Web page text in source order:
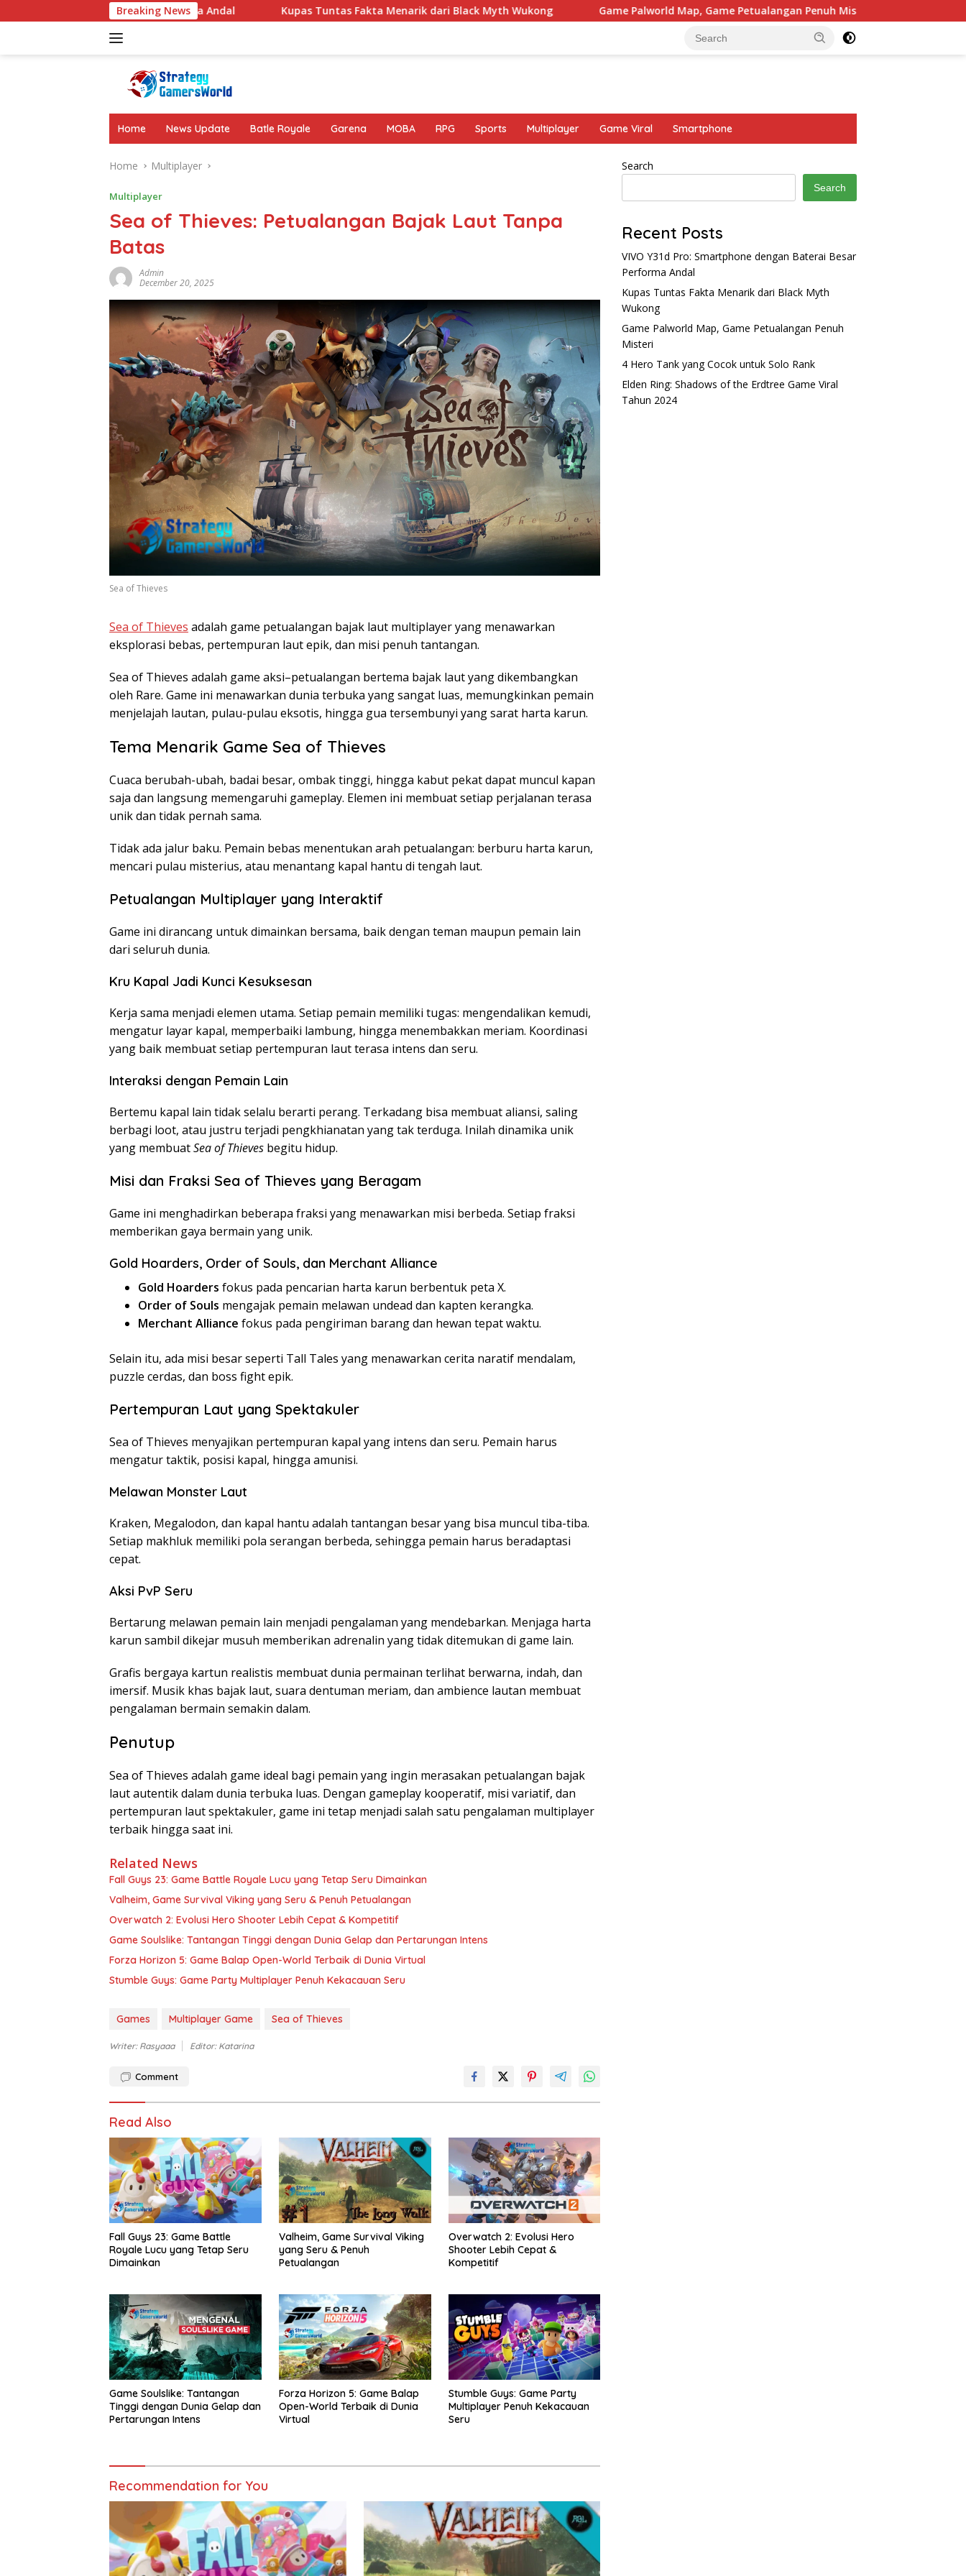
to
Breaking News
Baterai Besar Performa Andal Kupas Tuntas Fakta Menarik dari Black Myth Wukong Game Palworld Map, Game Petualangan Penuh Misteri 4 Hero Tank yang
Home News Update Batle Royale Garena MOBA RPG Sports Multiplayer Game Viral Smartphone
Home Multiplayer
Multiplayer
Sea of Thieves: Petualangan Bajak Laut Tanpa
Batas
Admin
December 20, 2025
Sea of Thieves
Sea of Thieves adalah game petualangan bajak laut multiplayer yang menawarkan
eksplorasi bebas, pertempuran laut epik, dan misi penuh tantangan.
Sea of Thieves adalah game aksi–petualangan bertema bajak laut yang dikembangkan
oleh Rare. Game ini menawarkan dunia terbuka yang sangat luas, memungkinkan pemain
menjelajah lautan, pulau-pulau eksotis, hingga gua tersembunyi yang sarat harta karun.
Tema Menarik Game Sea of Thieves
Cuaca berubah-ubah, badai besar, ombak tinggi, hingga kabut pekat dapat muncul kapan
saja dan langsung memengaruhi gameplay. Elemen ini membuat setiap perjalanan terasa
unik dan tidak pernah sama.
Tidak ada jalur baku. Pemain bebas menentukan arah petualangan: berburu harta karun,
mencari pulau misterius, atau menantang kapal hantu di tengah laut.
Petualangan Multiplayer yang Interaktif
Game ini dirancang untuk dimainkan bersama, baik dengan teman maupun pemain lain
dari seluruh dunia.
Kru Kapal Jadi Kunci Kesuksesan
Kerja sama menjadi elemen utama. Setiap pemain memiliki tugas: mengendalikan kemudi,
mengatur layar kapal, memperbaiki lambung, hingga menembakkan meriam. Koordinasi
yang baik membuat setiap pertempuran laut terasa intens dan seru.
Interaksi dengan Pemain Lain
Bertemu kapal lain tidak selalu berarti perang. Terkadang bisa membuat aliansi, saling
berbagi loot, atau justru terjadi pengkhianatan yang tak terduga. Inilah dinamika unik
yang membuatSea of Thieves begitu hidup.
Misi dan Fraksi Sea of Thieves yang Beragam
Game ini menghadirkan beberapa fraksi yang menawarkan misi berbeda. Setiap fraksi
memberikan gaya bermain yang unik.
Gold Hoarders, Order of Souls, dan Merchant Alliance
Gold Hoarders fokus pada pencarian harta karun berbentuk peta X.
Order of Souls mengajak pemain melawan undead dan kapten kerangka.
Merchant Alliance fokus pada pengiriman barang dan hewan tepat waktu.
Selain itu, ada misi besar seperti Tall Tales yang menawarkan cerita naratif mendalam,
puzzle cerdas, dan boss fight epik.
Pertempuran Laut yang Spektakuler
Sea of Thieves menyajikan pertempuran kapal yang intens dan seru. Pemain harus
mengatur taktik, posisi kapal, hingga amunisi.
Melawan Monster Laut
Kraken, Megalodon, dan kapal hantu adalah tantangan besar yang bisa muncul tiba-tiba.
Setiap makhluk memiliki pola serangan berbeda, sehingga pemain harus beradaptasi
cepat.
Aksi PvP Seru
Bertarung melawan pemain lain menjadi pengalaman yang mendebarkan. Menjaga harta
karun sambil dikejar musuh memberikan adrenalin yang tidak ditemukan di game lain.
Grafis bergaya kartun realistis membuat dunia permainan terlihat berwarna, indah, dan
imersif. Musik khas bajak laut, suara dentuman meriam, dan ambience lautan membuat
pengalaman bermain semakin dalam.
Penutup
Sea of Thieves adalah game ideal bagi pemain yang ingin merasakan petualangan bajak
laut autentik dalam dunia terbuka luas. Dengan gameplay kooperatif, misi variatif, dan
pertempuran laut spektakuler, game ini tetap menjadi salah satu pengalaman multiplayer
terbaik hingga saat ini.
Related News
Fall Guys 23: Game Battle Royale Lucu yang Tetap Seru Dimainkan
Valheim, Game Survival Viking yang Seru & Penuh Petualangan
Overwatch 2: Evolusi Hero Shooter Lebih Cepat & Kompetitif
Game Soulslike: Tantangan Tinggi dengan Dunia Gelap dan Pertarungan Intens
Forza Horizon 5: Game Balap Open-World Terbaik di Dunia Virtual
Stumble Guys: Game Party Multiplayer Penuh Kekacauan Seru
Games Multiplayer Game Sea of Thieves
Writer: Rasyaaa Editor: Katarina
Comment
Read Also
Fall Guys 23: Game Battle
Royale Lucu yang Tetap Seru
Dimainkan
Valheim, Game Survival Viking
yang Seru & Penuh
Petualangan
Overwatch 2: Evolusi Hero
Shooter Lebih Cepat &
Kompetitif
Game Soulslike: Tantangan
Tinggi dengan Dunia Gelap dan
Pertarungan Intens
Forza Horizon 5: Game Balap
Open-World Terbaik di Dunia
Virtual
Stumble Guys: Game Party
Multiplayer Penuh Kekacauan
Seru
Recommendation for You
Search
Search
Recent Posts
VIVO Y31d Pro: Smartphone dengan Baterai Besar
Performa Andal
Kupas Tuntas Fakta Menarik dari Black Myth
Wukong
Game Palworld Map, Game Petualangan Penuh
Misteri
4 Hero Tank yang Cocok untuk Solo Rank
Elden Ring: Shadows of the Erdtree Game Viral
Tahun 2024